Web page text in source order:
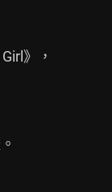
》，